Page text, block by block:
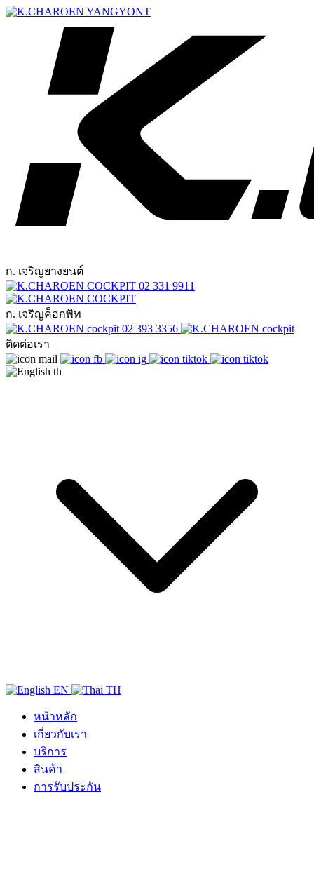
ก. เจริญยางยนต์
02 331 9911
ก. เจริญค็อกพิท
02 393 3356
ติดต่อเรา
th
EN TH
หน้าหลัก
เกี่ยวกับเรา
บริการ
สินค้า
การรับประกัน